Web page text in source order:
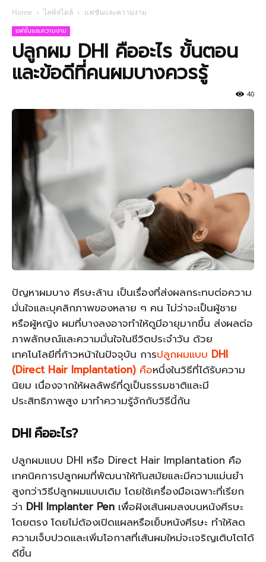
Home ไลฟ์สไตล์ แฟชั่นและความงาม
แฟชั่นและความงาม
ปลูกผม DHI คืออะไร ขั้นตอน
และข้อดีที่คนผมบางควรรู้
40
ปัญหาผมบาง ศีรษะล้าน เป็นเรื่องที่ส่งผลกระทบต่อความ
มั่นใจและบุคลิกภาพของหลาย ๆ คน ไม่ว่าจะเป็นผู้ชาย
หรือผู้หญิง ผมที่บางลงอาจทำให้ดูมีอายุมากขึ้น ส่งผลต่อ
ภาพลักษณ์และความมั่นใจในชีวิตประจำวัน ด้วย
เทคโนโลยีที่ก้าวหน้าในปัจจุบัน การปลูกผมแบบ DHI
(Direct Hair Implantation) คือหนึ่งในวิธีที่ได้รับความ
นิยม เนื่องจากให้ผลลัพธ์ที่ดูเป็นธรรมชาติและมี
ประสิทธิภาพสูง มาทำความรู้จักกับวิธีนี้กัน
DHI คืออะไร?
ปลูกผมแบบ DHI หรือ Direct Hair Implantation คือ
เทคนิคการปลูกผมที่พัฒนาให้ทันสมัยและมีความแม่นยำ
สูงกว่าวิธีปลูกผมแบบเดิม โดยใช้เครื่องมือเฉพาะที่เรียก
ว่า DHI Implanter Pen เพื่อฝังเส้นผมลงบนหนังศีรษะ
โดยตรง โดยไม่ต้องเปิดแผลหรือเย็บหนังศีรษะ ทำให้ลด
ความเจ็บปวดและเพิ่มโอกาสที่เส้นผมใหม่จะเจริญเติบโตได้
ดีขึ้น